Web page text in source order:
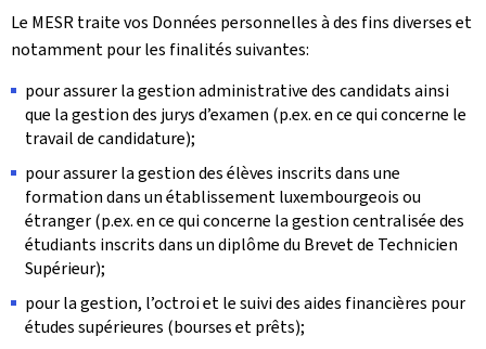
Le MESR traite vos Données personnelles à des fins diverses et
notamment pour les finalités suivantes:
pour assurer la gestion administrative des candidats ainsi
que la gestion des jurys d’examen (p.ex. en ce qui concerne le
travail de candidature);
pour assurer la gestion des élèves inscrits dans une
formation dans un établissement luxembourgeois ou
étranger (p.ex. en ce qui concerne la gestion centralisée des
étudiants inscrits dans un diplôme du Brevet de Technicien
Supérieur);
pour la gestion, l’octroi et le suivi des aides financières pour
études supérieures (bourses et prêts);